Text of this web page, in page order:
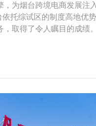
，为烟台跨境电商发展注
托综试区的制度高地优
，取得了令人瞩目的成绩